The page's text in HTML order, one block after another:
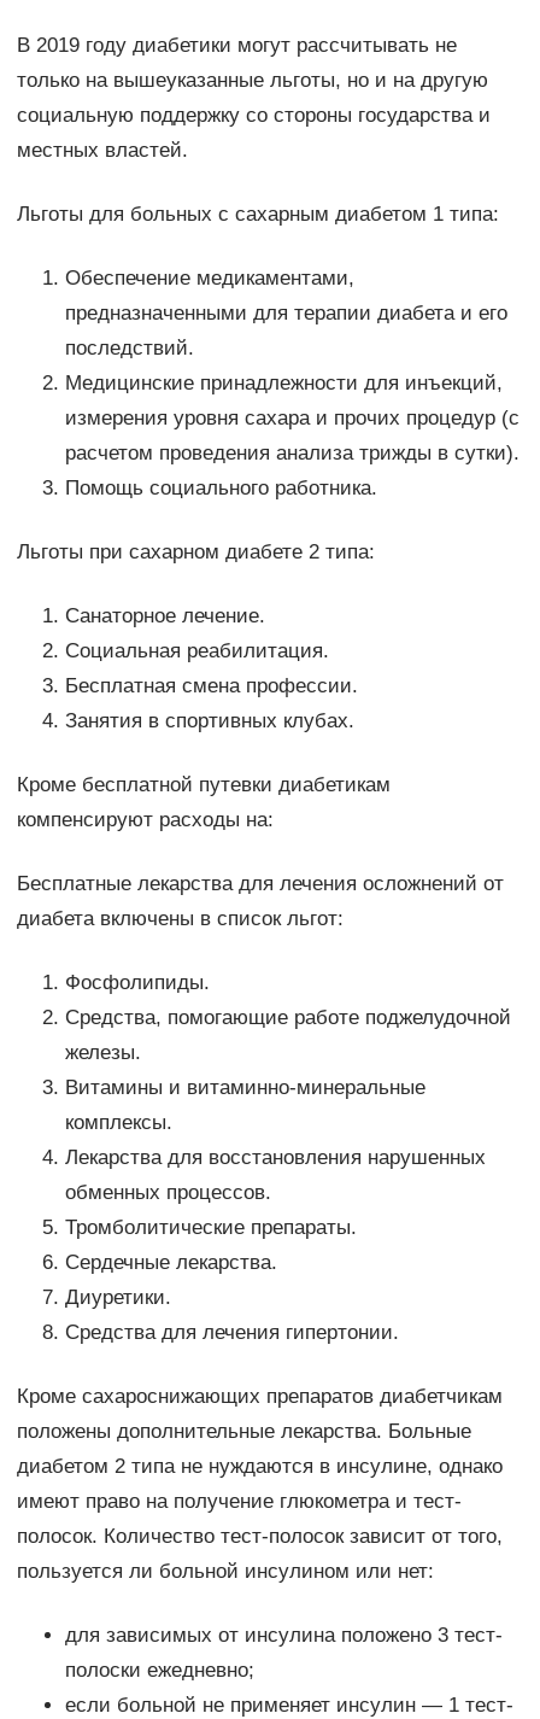
В 2019 году диабетики могут рассчитывать не
только на вышеуказанные льготы, но и на другую
социальную поддержку со стороны государства и
местных властей.
Льготы для больных с сахарным диабетом 1 типа:
Обеспечение медикаментами,
предназначенными для терапии диабета и его
последствий.
Медицинские принадлежности для инъекций,
измерения уровня сахара и прочих процедур (с
расчетом проведения анализа трижды в сутки).
Помощь социального работника.
Льготы при сахарном диабете 2 типа:
Санаторное лечение.
Социальная реабилитация.
Бесплатная смена профессии.
Занятия в спортивных клубах.
Кроме бесплатной путевки диабетикам
компенсируют расходы на:
Бесплатные лекарства для лечения осложнений от
диабета включены в список льгот:
Фосфолипиды.
Средства, помогающие работе поджелудочной
железы.
Витамины и витаминно-минеральные
комплексы.
Лекарства для восстановления нарушенных
обменных процессов.
Тромболитические препараты.
Сердечные лекарства.
Диуретики.
Средства для лечения гипертонии.
Кроме сахароснижающих препаратов диабетчикам
положены дополнительные лекарства. Больные
диабетом 2 типа не нуждаются в инсулине, однако
имеют право на получение глюкометра и тест-
полосок. Количество тест-полосок зависит от того,
пользуется ли больной инсулином или нет:
для зависимых от инсулина положено 3 тест-
полоски ежедневно;
если больной не применяет инсулин — 1 тест-